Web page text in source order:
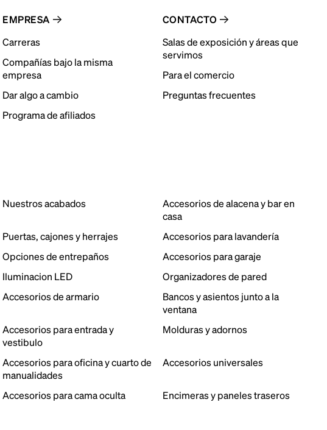
EMPRESA
Carreras
Compañías bajo la misma
empresa
Dar algo a cambio
Programa de afiliados
CONTACTO
Salas de exposición y áreas que
servimos
Para el comercio
Preguntas frecuentes
Nuestros acabados
Accesorios de alacena y bar en
casa
Puertas, cajones y herrajes
Accesorios para lavandería
Opciones de entrepaños
Accesorios para garaje
Iluminacion LED
Organizadores de pared
Accesorios de armario
Bancos y asientos junto a la
ventana
Accesorios para entrada y
vestibulo
Molduras y adornos
Accesorios para oficina y cuarto de
manualidades
Accesorios universales
Accesorios para cama oculta
Encimeras y paneles traseros